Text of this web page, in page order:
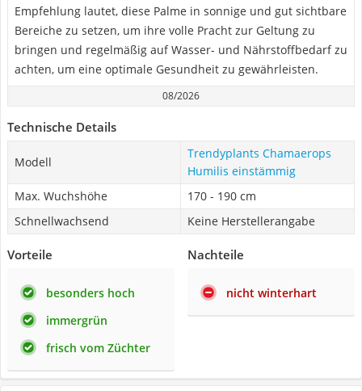
Empfehlung lautet, diese Palme in sonnige und gut sichtbare
Bereiche zu setzen, um ihre volle Pracht zur Geltung zu
bringen und regelmäßig auf Wasser- und Nährstoffbedarf zu
achten, um eine optimale Gesundheit zu gewährleisten.
08/2026
Technische Details
Modell
Trendyplants Chamaerops
Humilis einstämmig
Max. Wuchshöhe
170 - 190 cm
Schnellwachsend
Keine Herstellerangabe
Vorteile
besonders hoch
immergrün
frisch vom Züchter
Nachteile
nicht winterhart